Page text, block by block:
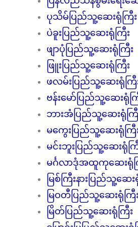
ပုသိမ်ပြည်သူ့ဆေးရုံကြီး
ပဲခူးပြည်သူ့ဆေးရုံကြီး
ဖျာပုံပြည်သူ့ဆေးရုံကြီး
ဖြူးပြည်သူ့ဆေးရုံကြီး
ဖလမ်းပြည်သူ့ဆေးရုံကြီ
ဗန်းမော်ပြည်သူ့ဆေးရုံက
ဘားအံပြည်သူ့ဆေးရုံကြီ
မကွေးပြည်သူ့ဆေးရုံကြီ
မင်းဘူးပြည်သူ့ဆေးရုံက
မင်္ဂလာဒုံအထူကုဆေးရုံက
မြစ်ကြီးနားပြည်သူ့ဆေး
မြဝတီပြည်သူ့ဆေးရုံကြီး
မြိတ်ပြည်သူ့ဆေးရုံကြီး